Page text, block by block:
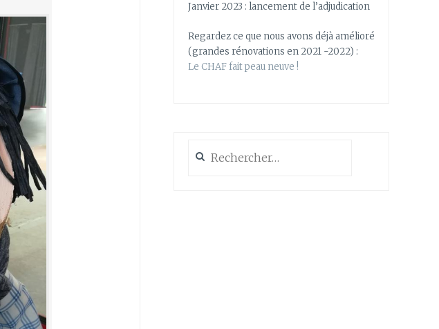
Janvier 2023 : lancement de l’adjudication
Regardez ce que nous avons déjà amélioré
(grandes rénovations en 2021 -2022) :
Le CHAF fait peau neuve !